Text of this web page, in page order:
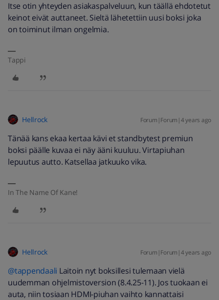
Itse otin yhteyden asiakaspalveluun, kun täällä ehdotetut
keinot eivät auttaneet. Sieltä lähetettiin uusi boksi joka
on toiminut ilman ongelmia.
Tappi
Hellrock Forum|Forum|4 years ago
Tänää kans ekaa kertaa kävi et standbytest premiun
boksi päälle kuvaa ei näy ääni kuuluu. Virtapiuhan
lepuutus autto. Katsellaa jatkuuko vika.
In The Name Of Kane!
Hellrock Forum|Forum|4 years ago
@tappendaali Laitoin nyt boksillesi tulemaan vielä
uudemman ohjelmistoversion (8.4.25-11). Jos tuokaan ei
auta, niin tosiaan HDMI-piuhan vaihto kannattaisi